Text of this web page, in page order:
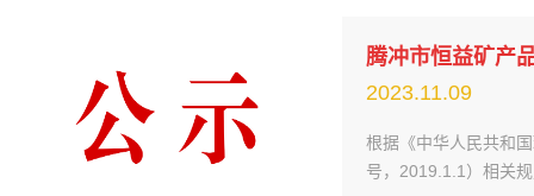
2023.11.09
根据《中华人民共和
号，2019.1.1）相关